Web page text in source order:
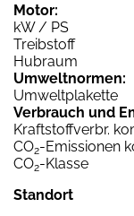
Motor:
kW / PS
Treibstoff
Hubraum
Umweltnormen:
Umweltplakette
Verbrauch und
Kraftstoffverbr.
CO2-Emissionen
CO2-Klasse
Standort